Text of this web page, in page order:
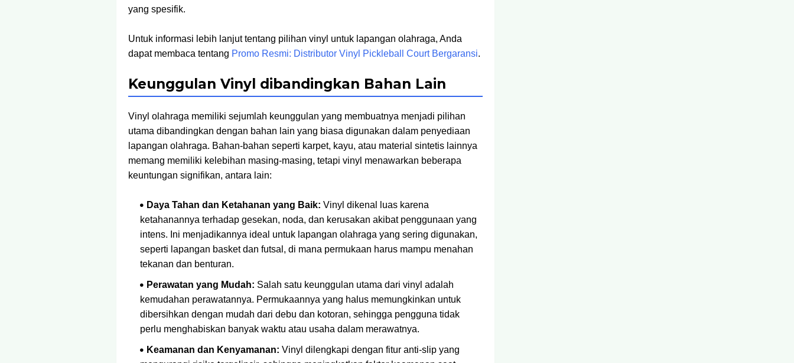
yang spesifik.
Untuk informasi lebih lanjut tentang pilihan vinyl untuk lapangan olahraga, Anda
dapat membaca tentang Promo Resmi: Distributor Vinyl Pickleball Court Bergaransi.
Keunggulan Vinyl dibandingkan Bahan Lain
Vinyl olahraga memiliki sejumlah keunggulan yang membuatnya menjadi pilihan
utama dibandingkan dengan bahan lain yang biasa digunakan dalam penyediaan
lapangan olahraga. Bahan-bahan seperti karpet, kayu, atau material sintetis lainnya
memang memiliki kelebihan masing-masing, tetapi vinyl menawarkan beberapa
keuntungan signifikan, antara lain:
Daya Tahan dan Ketahanan yang Baik: Vinyl dikenal luas karena
ketahanannya terhadap gesekan, noda, dan kerusakan akibat penggunaan yang
intens. Ini menjadikannya ideal untuk lapangan olahraga yang sering digunakan,
seperti lapangan basket dan futsal, di mana permukaan harus mampu menahan
tekanan dan benturan.
Perawatan yang Mudah: Salah satu keunggulan utama dari vinyl adalah
kemudahan perawatannya. Permukaannya yang halus memungkinkan untuk
dibersihkan dengan mudah dari debu dan kotoran, sehingga pengguna tidak
perlu menghabiskan banyak waktu atau usaha dalam merawatnya.
Keamanan dan Kenyamanan: Vinyl dilengkapi dengan fitur anti-slip yang